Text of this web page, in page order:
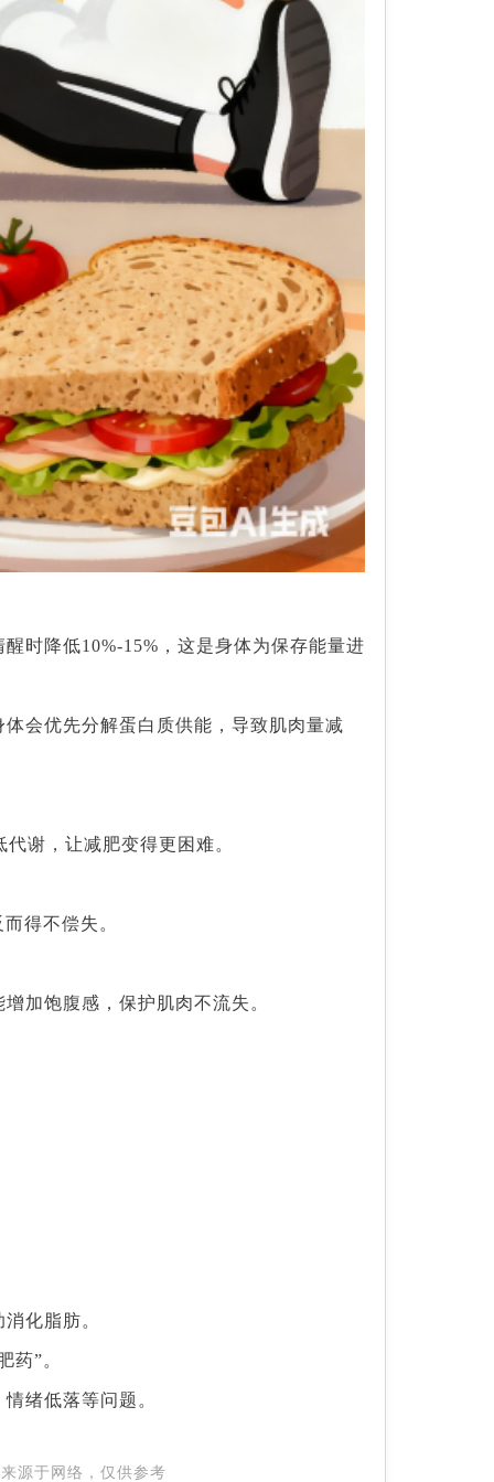
时降低10%-15%，这是身体为保存能量进
会优先分解蛋白质供能，导致肌肉量减
谢，让减肥变得更困难。
得不偿失。
加饱腹感，保护肌肉不流失。
化脂肪。
药”。
绪低落等问题。
源于网络，仅供参考